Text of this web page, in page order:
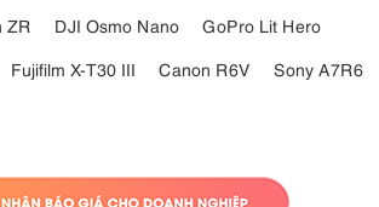
ZR DJI Osmo Nano
GoPro Lit Hero
Fujifilm X-T30 III Canon R6V
Sony A7R6